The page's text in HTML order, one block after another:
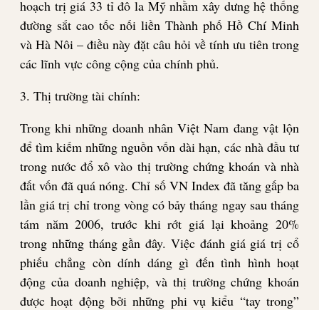
hoạch trị giá 33 tỉ đô la Mỹ nhằm xây dưng hệ thống
đường sắt cao tốc nối liền Thành phố Hồ Chí Minh
và Hà Nôi – điều này đặt câu hỏi về tính ưu tiên trong
các lĩnh vực công cộng của chính phủ.
3. Thị trường tài chính:
Trong khi những doanh nhân Việt Nam đang vật lộn
để tìm kiếm những nguồn vốn dài hạn, các nhà đầu tư
trong nước đổ xô vào thị trường chứng khoán và nhà
đất vốn đã quá nóng. Chỉ số VN Index đã tăng gấp ba
lần giá trị chỉ trong vòng có bảy tháng ngay sau tháng
tám năm 2006, trước khi rớt giá lại khoảng 20%
trong những tháng gần đây. Việc đánh giá giá trị cổ
phiếu chẳng còn dính dáng gì đến tình hình hoạt
động của doanh nghiệp, và thị trường chứng khoán
được hoạt động bởi những phi vụ kiểu “tay trong”